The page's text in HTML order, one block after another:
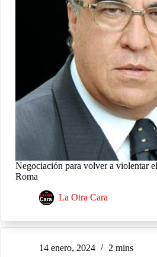
Negociación para volver a violentar
Roma
La Otra Cara
14 enero, 2024 2 mins